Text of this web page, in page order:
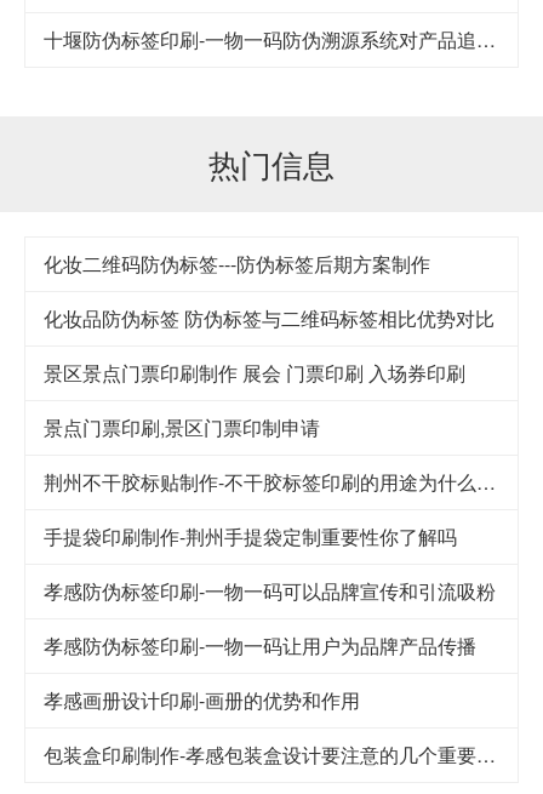
十堰防伪标签印刷-一物一码防伪溯源系统对产品追踪到底
热门信息
化妆二维码防伪标签---防伪标签后期方案制作
化妆品防伪标签 防伪标签与二维码标签相比优势对比
景区景点门票印刷制作 展会 门票印刷 入场券印刷
景点门票印刷,景区门票印制申请
荆州不干胶标贴制作-不干胶标签印刷的用途为什么这么广泛
手提袋印刷制作-荆州手提袋定制重要性你了解吗
孝感防伪标签印刷-一物一码可以品牌宣传和引流吸粉
孝感防伪标签印刷-一物一码让用户为品牌产品传播
孝感画册设计印刷-画册的优势和作用
包装盒印刷制作-孝感包装盒设计要注意的几个重要因素